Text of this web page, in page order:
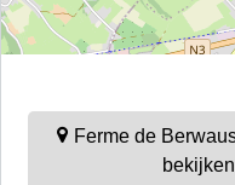
Ferme de